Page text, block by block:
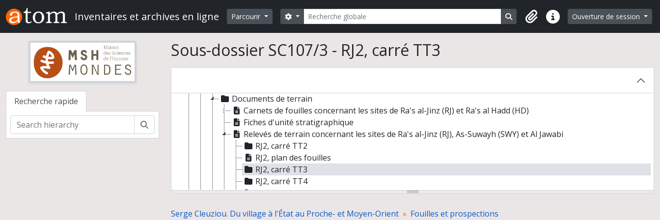
Skip to main content
Inventaires et archives en ligne Parcourir Rechercher
Search options Search in browse page
Liens rapidesOuverture de session
Recherche rapide
Rechercher
Sous-dossier SC107/3 - RJ2, carré TT3
Serge Cleuziou. Du village à l'État au Proche- et Moyen-Orient
Direction de la mission archéologique française d'Al Ain (Abou Dhabi, Emirats arabes unis) et travaux postérieurs
Documents de terrain
Carnets de fouilles concernant les sites de Ra's al-Jinz (RJ) et Ra's al Hadd (HD)
Fiches d'unité stratigraphique
Relevés de terrain concernant les sites de Ra's al-Jinz (RJ), As-Suwayh (SWY) et Al Jawabi
RJ2, carré TT2
RJ2, plan des fouilles
RJ2, carré TT3
RJ2, carré TT4
RJ2, plans
RJ6, cairn
Serge Cleuziou. Du village à l'État au Proche- et Moyen-Orient
Fouilles et prospections